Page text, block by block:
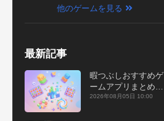
他のゲームを見る
最新記事
暇つぶしおすすめゲ
ームアプリまとめ｜
オフライン対応あり
2026年08月05日 10:00